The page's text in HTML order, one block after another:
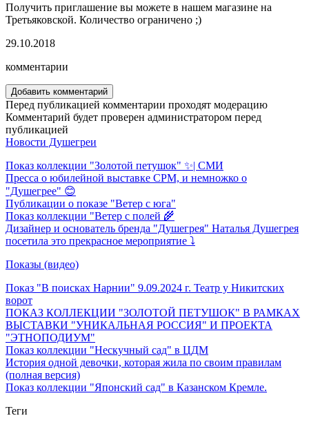
Получить приглашение вы можете в нашем магазине на
Третьяковской. Количество ограничено ;)
29.10.2018
комментарии
Добавить комментарий
Перед публикацией комментарии проходят модерацию
Комментарий будет проверен администратором перед
публикацией
Новости Душегреи
Показ коллекции "Золотой петушок" ✨| СМИ
Пресса о юбилейной выставке CPM, и немножко о
"Душегрее" 😊
Публикации о показе "Ветер с юга"
Показ коллекции "Ветер с полей 🌾
Дизайнер и основатель бренда "Душегрея" Наталья Душегрея
посетила это прекрасное мероприятие ⤵️
Показы (видео)
Показ "В поисках Нарнии" 9.09.2024 г. Театр у Никитских
ворот
ПОКАЗ КОЛЛЕКЦИИ "ЗОЛОТОЙ ПЕТУШОК" В РАМКАХ
ВЫСТАВКИ "УНИКАЛЬНАЯ РОССИЯ" И ПРОЕКТА
"ЭТНОПОДИУМ"
Показ коллекции "Нескучный сад" в ЦДМ
История одной девочки, которая жила по своим правилам
(полная версия)
Показ коллекции "Японский сад" в Казанском Кремле.
Теги